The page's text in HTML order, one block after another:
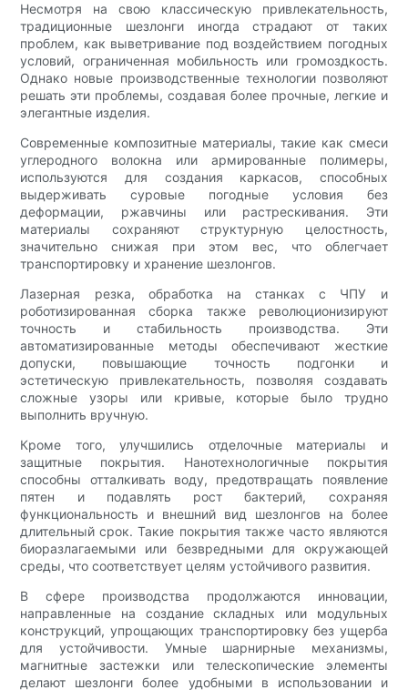
Несмотря на свою классическую привлекательность,
традиционные шезлонги иногда страдают от таких
проблем, как выветривание под воздействием погодных
условий, ограниченная мобильность или громоздкость.
Однако новые производственные технологии позволяют
решать эти проблемы, создавая более прочные, легкие и
элегантные изделия.
Современные композитные материалы, такие как смеси
углеродного волокна или армированные полимеры,
используются для создания каркасов, способных
выдерживать суровые погодные условия без
деформации, ржавчины или растрескивания. Эти
материалы сохраняют структурную целостность,
значительно снижая при этом вес, что облегчает
транспортировку и хранение шезлонгов.
Лазерная резка, обработка на станках с ЧПУ и
роботизированная сборка также революционизируют
точность и стабильность производства. Эти
автоматизированные методы обеспечивают жесткие
допуски, повышающие точность подгонки и
эстетическую привлекательность, позволяя создавать
сложные узоры или кривые, которые было трудно
выполнить вручную.
Кроме того, улучшились отделочные материалы и
защитные покрытия. Нанотехнологичные покрытия
способны отталкивать воду, предотвращать появление
пятен и подавлять рост бактерий, сохраняя
функциональность и внешний вид шезлонгов на более
длительный срок. Такие покрытия также часто являются
биоразлагаемыми или безвредными для окружающей
среды, что соответствует целям устойчивого развития.
В сфере производства продолжаются инновации,
направленные на создание складных или модульных
конструкций, упрощающих транспортировку без ущерба
для устойчивости. Умные шарнирные механизмы,
магнитные застежки или телескопические элементы
делают шезлонги более удобными в использовании и